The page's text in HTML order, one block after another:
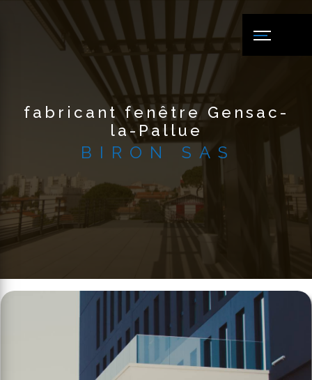
fabricant fenêtre Gensac-
la-Pallue
BIRON SAS
Panneau de gestion des cookies